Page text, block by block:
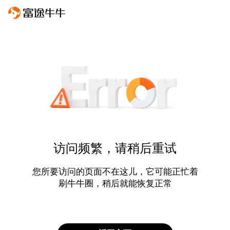
访问频繁，请稍后重试
您所要访问的页面不在这儿，它可能正忙着
刷牛牛圈，稍后就能恢复正常